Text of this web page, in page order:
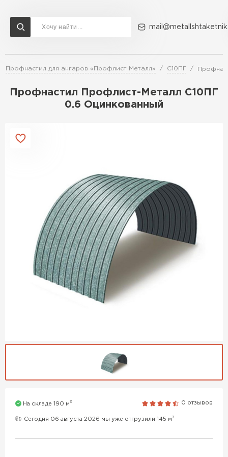
Профнастил для ангаров «Профлист Металл» С10ПГ
Профнастил Профлист-Металл C10ПГ
0.6 Оцинкованный
На складе 190 м3 0 отзывов
Сегодня 06 августа 2026 мы уже отгрузили 145 м3
Доставка и оплата Акции О компании Контакты
Перейти в каталог